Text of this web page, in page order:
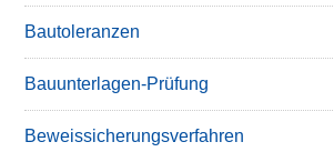
Bautoleranzen
Bauunterlagen-Prüfung
Beweissicherungsverfahren